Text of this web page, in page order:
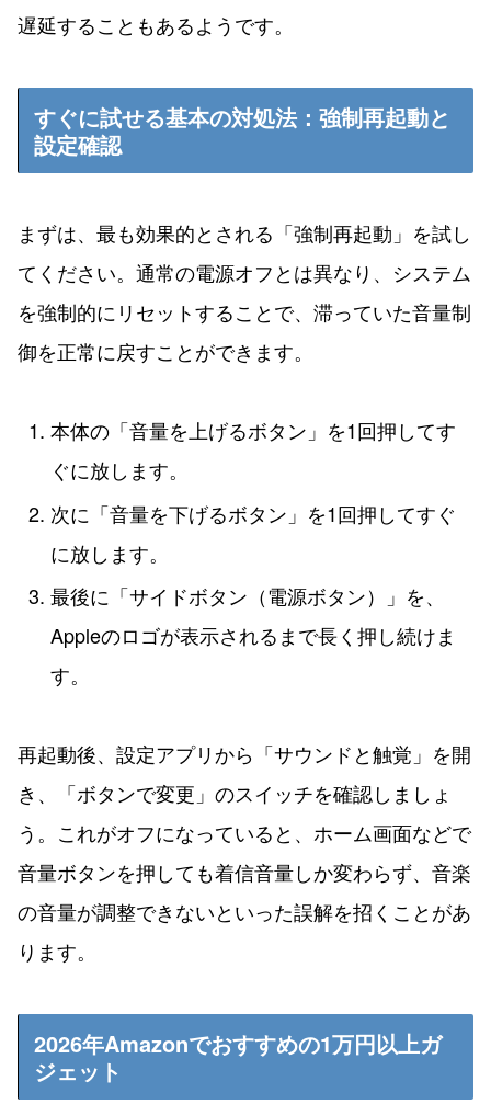
遅延することもあるようです。
すぐに試せる基本の対処法：強制再起動と
設定確認
まずは、最も効果的とされる「強制再起動」を試し
てください。通常の電源オフとは異なり、システム
を強制的にリセットすることで、滞っていた音量制
御を正常に戻すことができます。
本体の「音量を上げるボタン」を1回押してす
ぐに放します。
次に「音量を下げるボタン」を1回押してすぐ
に放します。
最後に「サイドボタン（電源ボタン）」を、
Appleのロゴが表示されるまで長く押し続けま
す。
再起動後、設定アプリから「サウンドと触覚」を開
き、「ボタンで変更」のスイッチを確認しましょ
う。これがオフになっていると、ホーム画面などで
音量ボタンを押しても着信音量しか変わらず、音楽
の音量が調整できないといった誤解を招くことがあ
ります。
2026年Amazonでおすすめの1万円以上ガ
ジェット